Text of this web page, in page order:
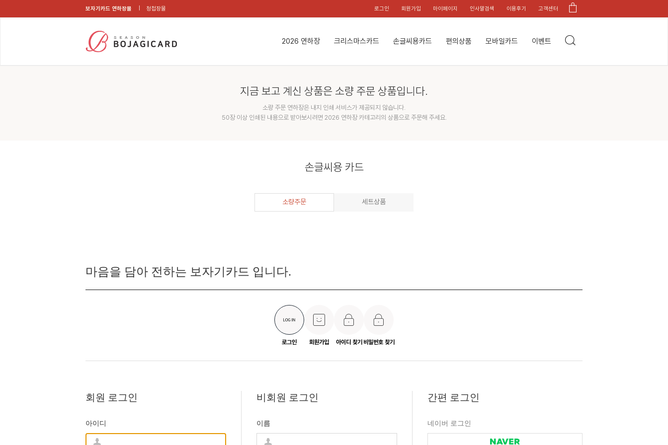
보자기카드 연하장몰 청첩장몰 로그인 회원가입 마이페이지 인사말검색 이용후기 고객센터
2026 연하장 크리스마스카드 손글씨용카드 편의상품 모바일카드 이벤트
지금 보고 계신 상품은 소량 주문 상품입니다.
소량 주문 연하장은 내지 인쇄 서비스가 제공되지 않습니다.
50장 이상 인쇄된 내용으로 받아보시려면 2026 연하장 카테고리의 상품으로 주문해 주세요.
손글씨용 카드
소량주문 세트상품
마음을 담아 전하는 보자기카드 입니다.
로그인 회원가입 아이디 찾기 비밀번호 찾기
회원 로그인
아이디
비회원 로그인
이름
간편 로그인
네이버 로그인